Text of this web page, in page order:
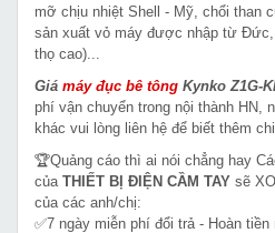
mỡ chịu nhiệt Shell - Mỹ, chổi than
sản xuất vỏ máy được nhập từ
thọ cao)...
Giá máy đục bê tông Kynko Z1G-
phí vận chuyển trong nội thành HN,
khác vui lòng liên hệ để biết thêm
🏆Quảng cáo thì ai nói chẳng hay
của THIẾT BỊ ĐIỆN CẦM TAY sẽ
của các anh/chị:
✅7 ngày miễn phí đổi trả - Hoàn